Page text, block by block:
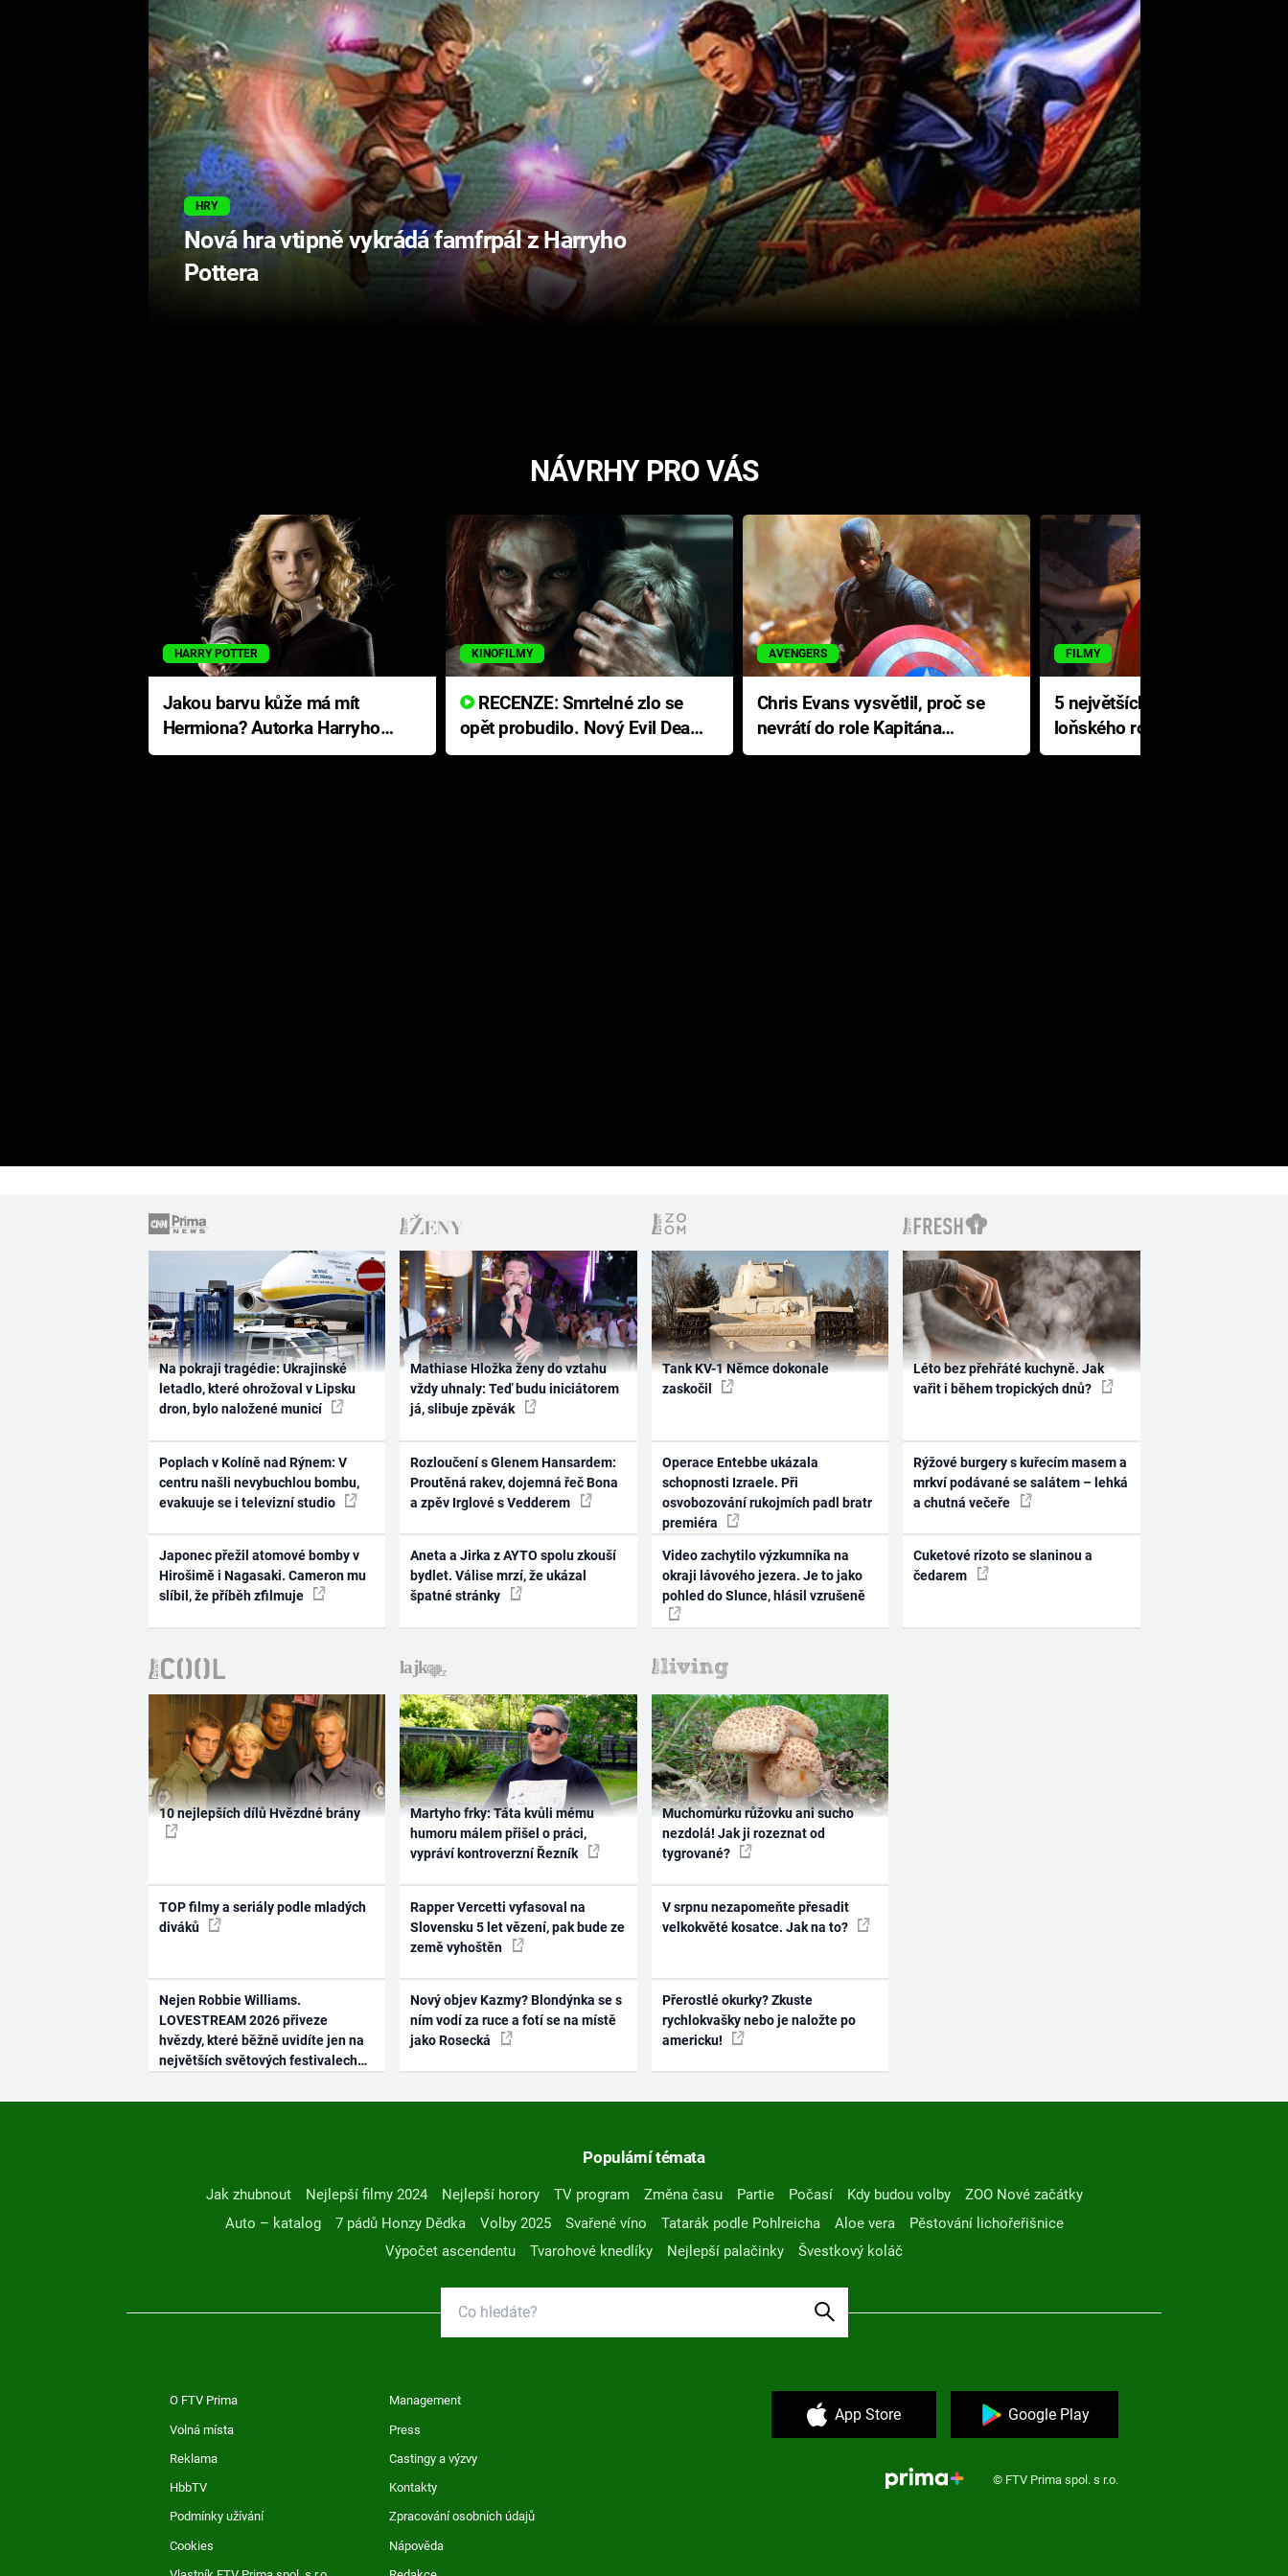
HRY
Nová hra vtipně vykrádá famfrpál z Harryho
Pottera
NÁVRHY PRO VÁS
HARRY POTTER
Jakou barvu kůže má mít
Hermiona? Autorka Harryho
Pottera přišla s ráznou
KINOFILMY
RECENZE: Smrtelné zlo se
opět probudilo. Nový Evil Dead
přichází s neodolatelnou
AVENGERS
Chris Evans vysvětlil, proč se
nevrátí do role Kapitána
Ameriky
FILMY
5 největších propadáků
loňského roku: Disney na
jediné katastrofě prodělal 200
Na pokraji tragédie: Ukrajinské
letadlo, které ohrožoval v Lipsku
dron, bylo naložené municí
Poplach v Kolíně nad Rýnem: V
centru našli nevybuchlou bombu,
evakuuje se i televizní studio
Japonec přežil atomové bomby v
Hirošimě i Nagasaki. Cameron mu
slíbil, že příběh zfilmuje
Mathiase Hložka ženy do vztahu
vždy uhnaly: Teď budu iniciátorem
já, slibuje zpěvák
Rozloučení s Glenem Hansardem:
Proutěná rakev, dojemná řeč Bona
a zpěv Irglové s Vedderem
Aneta a Jirka z AYTO spolu zkouší
bydlet. Válise mrzí, že ukázal
špatné stránky
Tank KV-1 Němce dokonale
zaskočil
Operace Entebbe ukázala
schopnosti Izraele. Při
osvobozování rukojmích padl bratr
premiéra
Video zachytilo výzkumníka na
okraji lávového jezera. Je to jako
pohled do Slunce, hlásil vzrušeně
Léto bez přehřáté kuchyně. Jak
vařit i během tropických dnů?
Rýžové burgery s kuřecím masem a
mrkví podávané se salátem – lehká
a chutná večeře
Cuketové rizoto se slaninou a
čedarem
10 nejlepších dílů Hvězdné brány
TOP filmy a seriály podle mladých
diváků
Nejen Robbie Williams.
LOVESTREAM 2026 přiveze
hvězdy, které běžně uvidíte jen na
největších světových festivalech
Martyho frky: Táta kvůli mému
humoru málem přišel o práci,
vypráví kontroverzní Řezník
Rapper Vercetti vyfasoval na
Slovensku 5 let vězení, pak bude ze
země vyhoštěn
Nový objev Kazmy? Blondýnka se s
ním vodí za ruce a fotí se na místě
jako Rosecká
Muchomůrku růžovku ani sucho
nezdolá! Jak ji rozeznat od
tygrované?
V srpnu nezapomeňte přesadit
velkokvěté kosatce. Jak na to?
Přerostlé okurky? Zkuste
rychlokvašky nebo je naložte po
americku!
Populární témata
Jak zhubnout Nejlepší filmy 2024 Nejlepší horory TV program Změna času Partie Počasí Kdy budou volby
ZOO Nové začátky
Auto – katalog
7 pádů Honzy Dědka Volby 2025 Svařené víno Tatarák podle Pohlreicha Aloe vera
Pěstování lichořeřišnice
Výpočet ascendentu
Tvarohové knedlíky Nejlepší palačinky Švestkový koláč
O FTV Prima Management
Volná místa Press
Reklama Castingy a výzvy
HbbTV Kontakty
Podmínky užívání Zpracování osobních údajů
Cookies Nápověda
App Store Google Play
© FTV Prima spol. s r.o.